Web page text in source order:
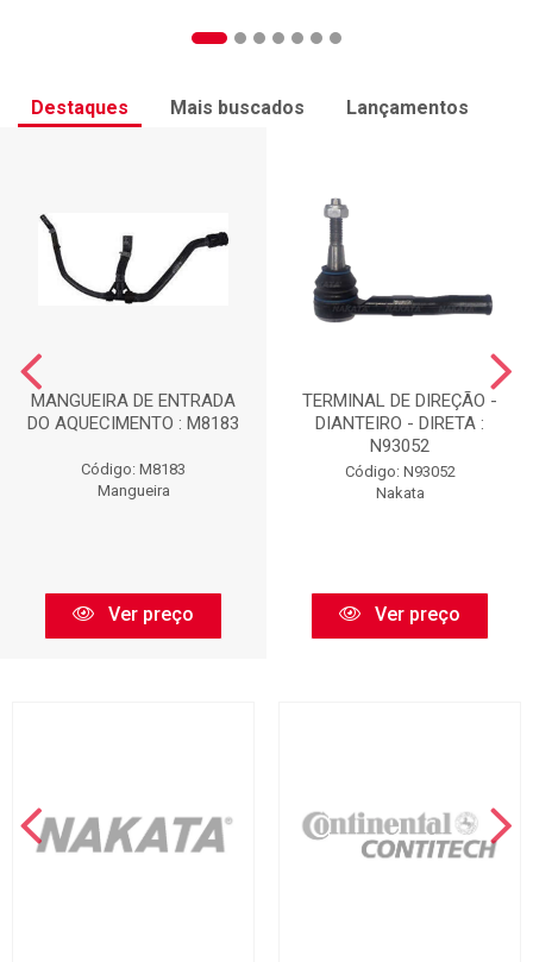
Destaques Mais buscados Lançamentos
MANGUEIRA DE ENTRADA
DO AQUECIMENTO : M8183
Código: M8183
Mangueira
Ver preço
TERMINAL DE DIREÇÃO -
DIANTEIRO - DIRETA :
N93052
Código: N93052
Nakata
Ver preço